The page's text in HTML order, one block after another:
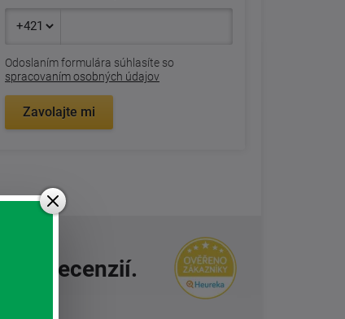
Odoslaním formulára súhlasíte so
spracovaním osobných údajov
Zavolajte mi
recenzií.